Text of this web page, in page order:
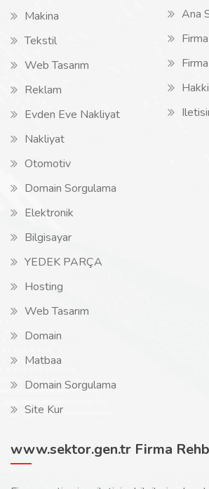
Makina
Tekstil
Web Tasarım
Reklam
Evden Eve Nakliyat
Nakliyat
Otomotiv
Domain Sorgulama
Elektronik
Bilgisayar
YEDEK PARÇA
Hosting
Web Tasarım
Domain
Matbaa
Domain Sorgulama
Site Kur
Ana
www.sektor.gen.tr Firma